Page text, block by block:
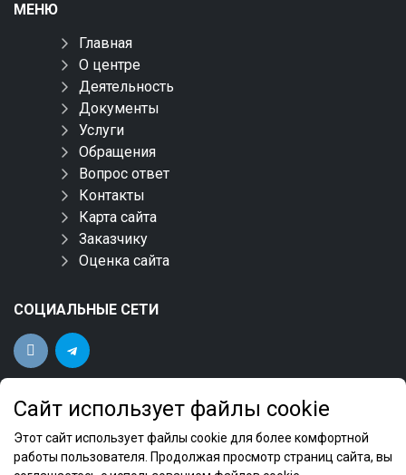
МЕНЮ
Главная
О центре
Деятельность
Документы
Услуги
Обращения
Вопрос ответ
Контакты
Карта сайта
Заказчику
Оценка сайта
СОЦИАЛЬНЫЕ СЕТИ
Сайт использует файлы cookie
Этот сайт использует файлы cookie для более комфортной
работы пользователя. Продолжая просмотр страниц сайта, вы